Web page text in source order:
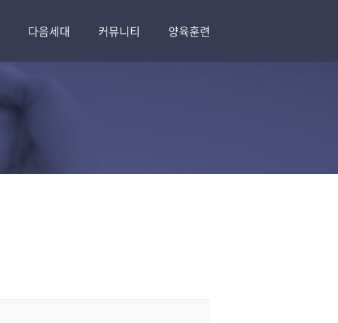
다음세대 커뮤니티 양육훈련